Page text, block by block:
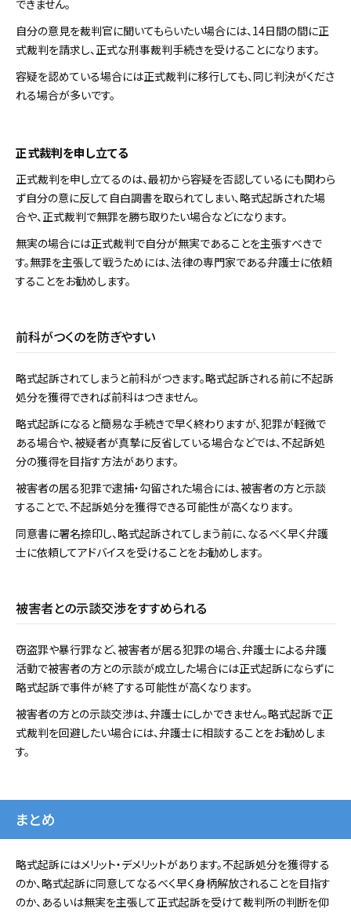
できません。
自分の意見を裁判官に聞いてもらいたい場合には、14日間の間に正
式裁判を請求し、正式な刑事裁判手続きを受けることになります。
容疑を認めている場合には正式裁判に移行しても、同じ判決がくださ
れる場合が多いです。
正式裁判を申し立てる
正式裁判を申し立てるのは、最初から容疑を否認しているにも関わら
ず自分の意に反して自白調書を取られてしまい、略式起訴された場
合や、正式裁判で無罪を勝ち取りたい場合などになります。
無実の場合には正式裁判で自分が無実であることを主張すべきで
す。無罪を主張して戦うためには、法律の専門家である弁護士に依頼
することをお勧めします。
前科がつくのを防ぎやすい
略式起訴されてしまうと前科がつきます。略式起訴される前に不起訴
処分を獲得できれば前科はつきません。
略式起訴になると簡易な手続きで早く終わりますが、犯罪が軽微で
ある場合や、被疑者が真摯に反省している場合などでは、不起訴処
分の獲得を目指す方法があります。
被害者の居る犯罪で逮捕・勾留された場合には、被害者の方と示談
することで、不起訴処分を獲得できる可能性が高くなります。
同意書に署名捺印し、略式起訴されてしまう前に、なるべく早く弁護
士に依頼してアドバイスを受けることをお勧めします。
被害者との示談交渉をすすめられる
窃盗罪や暴行罪など、被害者が居る犯罪の場合、弁護士による弁護
活動で被害者の方との示談が成立した場合には正式起訴にならずに
略式起訴で事件が終了する可能性が高くなります。
被害者の方との示談交渉は、弁護士にしかできません。略式起訴で正
式裁判を回避したい場合には、弁護士に相談することをお勧めしま
す。
まとめ
略式起訴にはメリット・デメリットがあります。不起訴処分を獲得する
のか、略式起訴に同意してなるべく早く身柄解放されることを目指す
のか、あるいは無実を主張して正式起訴を受けて裁判所の判断を仰